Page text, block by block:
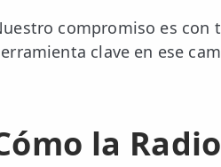
compromiso es con
clave en ese
la